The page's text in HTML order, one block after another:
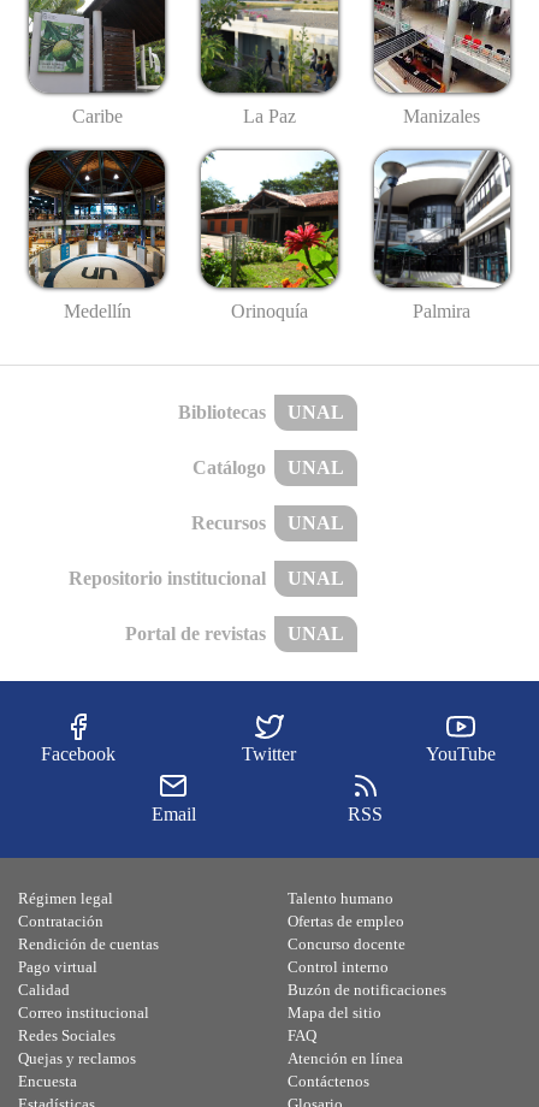
Caribe La Paz Manizales
Medellín Orinoquía Palmira
Bibliotecas UNAL
Catálogo UNAL
Recursos UNAL
Repositorio institucional UNAL
Portal de revistas UNAL
Facebook Twitter YouTube
Email RSS
Régimen legal
Contratación
Rendición de cuentas
Pago virtual
Calidad
Talento humano
Ofertas de empleo
Concurso docente
Control interno
Buzón de notificaciones
Correo institucional
Redes Sociales
Quejas y reclamos
Encuesta
Mapa del sitio
FAQ
Atención en línea
Contáctenos